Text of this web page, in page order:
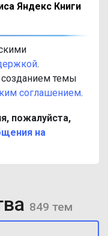
Яндекс Книги
.
темы
соглашением.
пожалуйста,
на
849 тем